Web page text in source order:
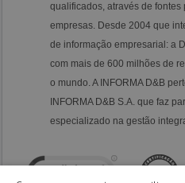
qualificados, através de
empresas. Desde 2004 que
de informação empresarial: a
com mais de 600 milhões de
o mundo. A INFORMA D&B
INFORMA D&B S.A. que faz
especializado na gestão